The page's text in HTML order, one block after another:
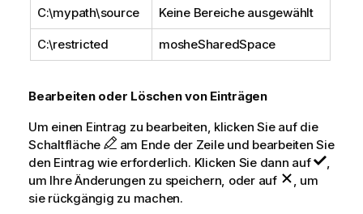
C:\mypath\source Keine Bereiche ausgewählt
C:\restricted mosheSharedSpace
Bearbeiten oder Löschen von Einträgen
Um einen Eintrag zu bearbeiten, klicken Sie auf die
Schaltfläche
am Ende der Zeile und bearbeiten Sie
den Eintrag wie erforderlich. Klicken Sie dann auf
um Ihre Änderungen zu speichern, oder auf
, um
sie rückgängig zu machen.